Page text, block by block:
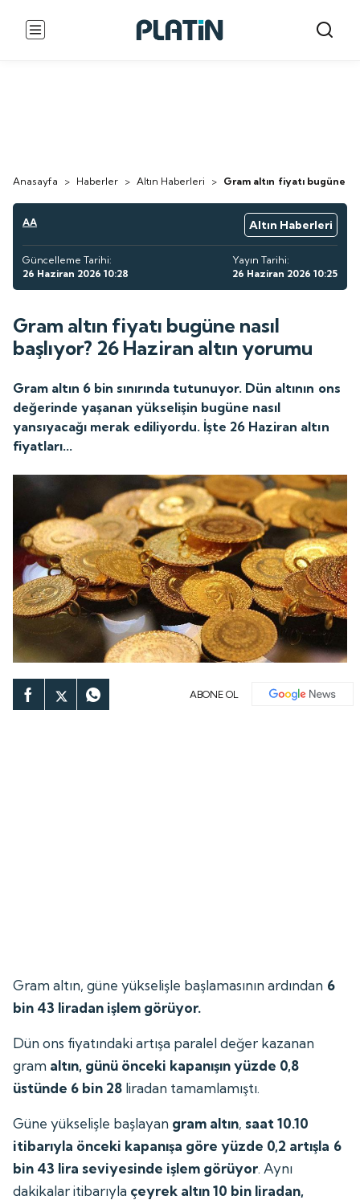
Anasayfa > Haberler > Altın Haberleri > Gram altın fiyatı bugüne
AA Altın Haberleri
Güncelleme Tarihi:
26 Haziran 2026 10:28
Yayın Tarihi:
26 Haziran 2026 10:25
Gram altın fiyatı bugüne nasıl
başlıyor? 26 Haziran altın yorumu
Gram altın 6 bin sınırında tutunuyor. Dün altının ons
değerinde yaşanan yükselişin bugüne nasıl
yansıyacağı merak ediliyordu. İşte 26 Haziran altın
fiyatları...
ABONE OL
Gram altın, güne yükselişle başlamasının ardından 6
bin 43 liradan işlem görüyor.
Dün ons fiyatındaki artışa paralel değer kazanan
gram altın, günü önceki kapanışın yüzde 0,8
üstünde 6 bin 28 liradan tamamlamıştı.
Güne yükselişle başlayan gram altın, saat 10.10
itibarıyla önceki kapanışa göre yüzde 0,2 artışla 6
bin 43 lira seviyesinde işlem görüyor. Aynı
dakikalar itibarıyla çeyrek altın 10 bin liradan,